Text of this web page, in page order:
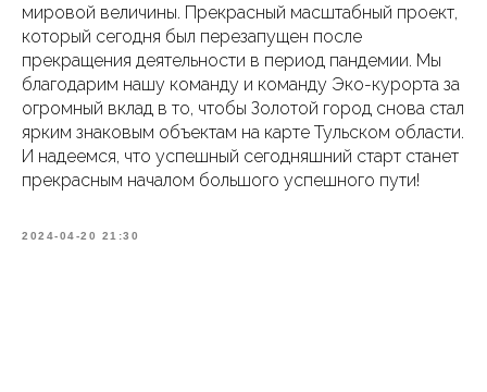
мировой величины. Прекрасный масштабный проект,
который сегодня был перезапущен после
прекращения деятельности в период пандемии. Мы
благодарим нашу команду и команду Эко-курорта за
огромный вклад в то, чтобы Золотой город снова стал
ярким знаковым объектам на карте Тульском области.
И надеемся, что успешный сегодняшний старт станет
прекрасным началом большого успешного пути!
2024-04-20 21:30